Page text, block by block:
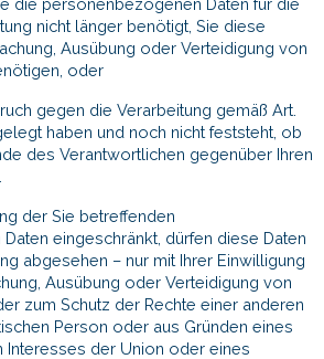
nicht länger benötigt, Sie diese
Ausübung oder Verteidigung von
oder
gegen die Verarbeitung gemäß Art.
haben und noch nicht feststeht, ob
des Verantwortlichen gegenüber Ihren
der Sie betreffenden
eingeschränkt, dürfen diese Daten
abgesehen – nur mit Ihrer Einwilligung
Ausübung oder Verteidigung von
zum Schutz der Rechte einer anderen
Person oder aus Gründen eines
Interesses der Union oder eines